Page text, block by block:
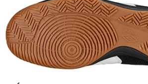
ン
ト！
レ
ゼ
ン
ト！
ン
ト！